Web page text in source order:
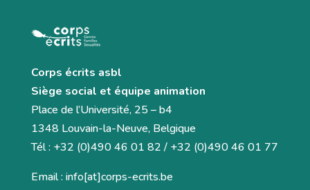
Corps écrits asbl
Siège social et équipe animation
Place de l’Université, 25 – b4
1348 Louvain-la-Neuve, Belgique
Tél : +32 (0)490 46 01 82 / +32 (0)490 46 01 77
Email : info[at]corps-ecrits.be